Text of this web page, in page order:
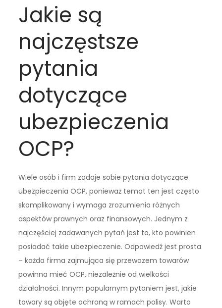
Jakie są
najczęstsze
pytania
dotyczące
ubezpieczenia
OCP?
Wiele osób i firm zadaje sobie pytania dotyczące
ubezpieczenia OCP, ponieważ temat ten jest często
skomplikowany i wymaga zrozumienia różnych
aspektów prawnych oraz finansowych. Jednym z
najczęściej zadawanych pytań jest to, kto powinien
posiadać takie ubezpieczenie. Odpowiedź jest prosta
– każda firma zajmująca się przewozem towarów
powinna mieć OCP, niezależnie od wielkości
działalności. Innym popularnym pytaniem jest, jakie
towary są objęte ochroną w ramach polisy. Warto